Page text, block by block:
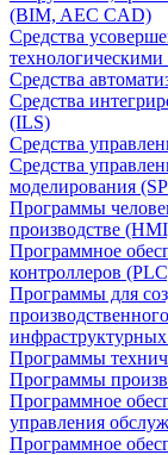
(BIM, AEC CAD)
Средства
Средства
Средства
(ILS)
Средства
Средства
моделирования
Программы
производстве
Программное
контроллеров
Программы для
Программы
Программы
Программное
управления
Программное